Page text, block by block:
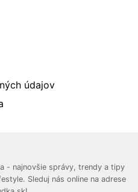
údajov
- najnovšie správy, trendy a tipy
Sleduj nás online na adrese